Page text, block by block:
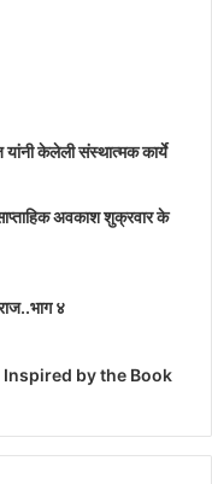
यांनी केलेली संस्थात्मक कार्ये
अवकाश शुक्रवार के
४
by the Book